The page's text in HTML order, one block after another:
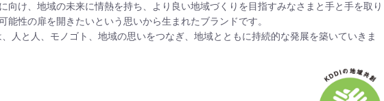
向け、地域の未来に情熱を持ち、より良い地域づくりを目指すみなさまと手と手を取り
能性の扉を開きたいという思いから生まれたブランドです。
人と人、モノゴト、地域の思いをつなぎ、地域とともに持続的な発展を築いていきま